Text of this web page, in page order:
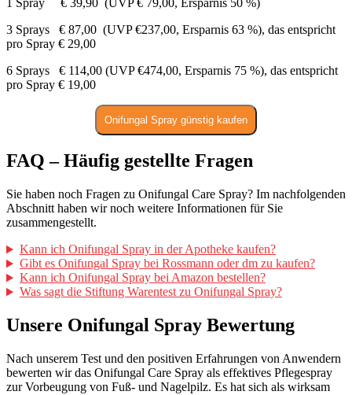
3 Sprays € 87,00 (UVP €237,00, Ersparnis 63 %), das entspricht
pro Spray € 29,00
6 Sprays € 114,00 (UVP €474,00, Ersparnis 75 %), das entspricht
pro Spray € 19,00
Onifungal Spray günstig kaufen
FAQ – Häufig gestellte Fragen
Sie haben noch Fragen zu Onifungal Care Spray? Im nachfolgenden
Abschnitt haben wir noch weitere Informationen für Sie
zusammengestellt.
Kann ich Onifungal Spray in der Apotheke kaufen?
Gibt es Onifungal Spray bei Rossmann oder dm zu kaufen?
Kann ich Onifungal Spray bei Amazon bestellen?
Was sagt die Stiftung Warentest zu Onifungal Spray?
Unsere Onifungal Spray Bewertung
Nach unserem Test und den positiven Erfahrungen von Anwendern
bewerten wir das Onifungal Care Spray als effektives Pflegespray
zur Vorbeugung von Fuß- und Nagelpilz. Es hat sich als wirksam